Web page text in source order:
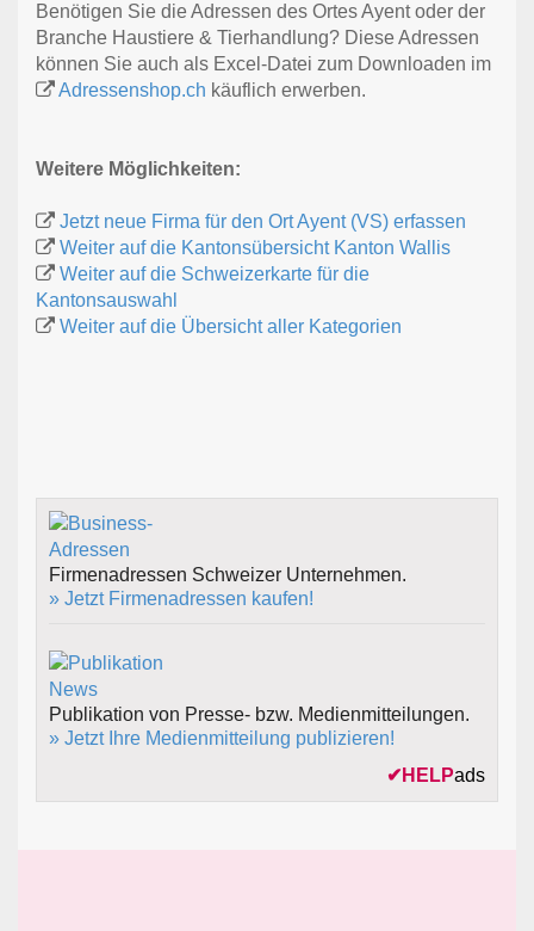
Benötigen Sie die Adressen des Ortes Ayent oder der
Branche Haustiere & Tierhandlung? Diese Adressen
können Sie auch als Excel-Datei zum Downloaden im
Adressenshop.ch käuflich erwerben.
Weitere Möglichkeiten:
Jetzt neue Firma für den Ort Ayent (VS) erfassen
Weiter auf die Kantonsübersicht Kanton Wallis
Weiter auf die Schweizerkarte für die
Kantonsauswahl
Weiter auf die Übersicht aller Kategorien
Firmenadressen Schweizer Unternehmen.
» Jetzt Firmenadressen kaufen!
Publikation von Presse- bzw. Medienmitteilungen.
» Jetzt Ihre Medienmitteilung publizieren!
✔ HELPads